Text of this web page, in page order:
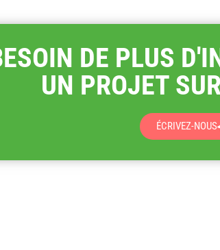
DE PLUS
UN PROJET
ÉCRIVEZ-NOUS